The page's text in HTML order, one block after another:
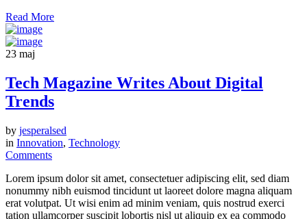
Read More
23 maj
Tech Magazine Writes About Digital
Trends
by jesperalsed
in Innovation, Technology
Comments
Lorem ipsum dolor sit amet, consectetuer adipiscing elit, sed diam
nonummy nibh euismod tincidunt ut laoreet dolore magna aliquam
erat volutpat. Ut wisi enim ad minim veniam, quis nostrud exerci
tation ullamcorper suscipit lobortis nisl ut aliquip ex ea commodo